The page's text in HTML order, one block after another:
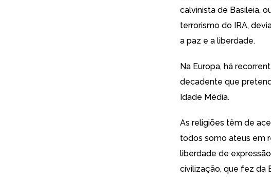
calvinista de Basileia,
terrorismo do IRA,
a paz e a liberdade.
Na Europa, há
decadente que
Idade Média.
As religiões têm de
todos somo ateus em
liberdade de
civilização, que fez da